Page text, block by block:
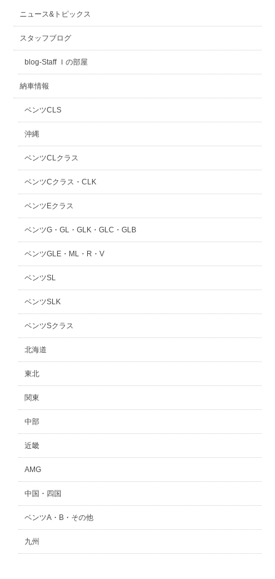
ニュース&トピックス
スタッフブログ
blog-Staff Ｉの部屋
納車情報
ベンツCLS
沖縄
ベンツCLクラス
ベンツCクラス・CLK
ベンツEクラス
ベンツG・GL・GLK・GLC・GLB
ベンツGLE・ML・R・V
ベンツSL
ベンツSLK
ベンツSクラス
北海道
東北
関東
中部
近畿
AMG
中国・四国
ベンツA・B・その他
九州